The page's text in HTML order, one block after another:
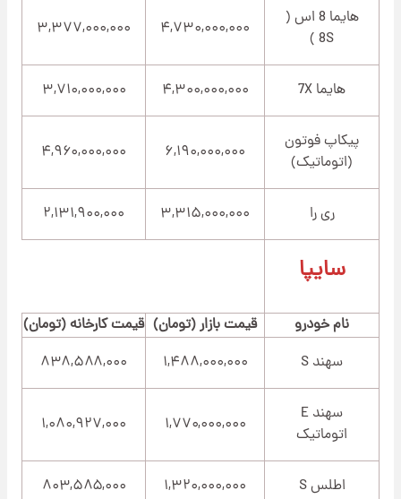
هایما 8 اس (
8S )
۴,۷۳۰,۰۰۰,۰۰۰ ۳,۳۷۷,۰۰۰,۰۰۰
هایما 7X ۴,۳۰۰,۰۰۰,۰۰۰ ۳,۷۱۰,۰۰۰,۰۰۰
پیکاپ فوتون
(اتوماتیک)
۶,۱۹۰,۰۰۰,۰۰۰ ۴,۹۶۰,۰۰۰,۰۰۰
ری را ۳,۳۱۵,۰۰۰,۰۰۰ ۲,۱۳۱,۹۰۰,۰۰۰
سایپا
نام خودرو قیمت بازار (تومان) قیمت کارخانه (تومان)
سهند S
۱,۴۸۸,۰۰۰,۰۰۰ ۸۳۸,۵۸۸,۰۰۰
سهند E
اتوماتیک
۱,۷۷۰,۰۰۰,۰۰۰ ۱,۰۸۰,۹۲۷,۰۰۰
اطلس S ۱,۳۲۰,۰۰۰,۰۰۰ ۸۰۳,۵۸۵,۰۰۰